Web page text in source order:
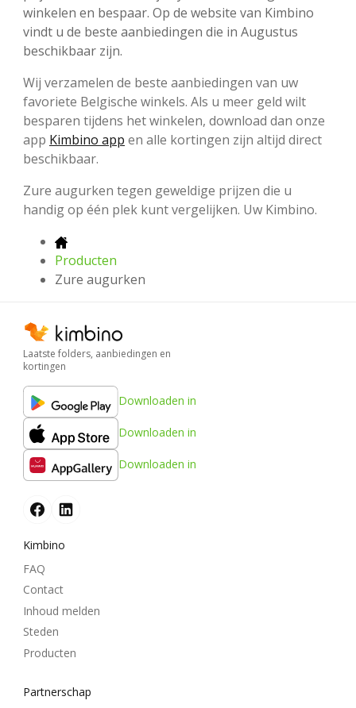
winkelen en bespaar. Op de website van Kimbino
vindt u de beste aanbiedingen die in Augustus
beschikbaar zijn.
Wij verzamelen de beste aanbiedingen van uw
favoriete Belgische winkels. Als u meer geld wilt
besparen tijdens het winkelen, download dan onze
app Kimbino app en alle kortingen zijn altijd direct
beschikbaar.
Zure augurken tegen geweldige prijzen die u
handig op één plek kunt vergelijken. Uw Kimbino.
Producten
Zure augurken
Laatste folders, aanbiedingen en
kortingen
Downloaden in
Downloaden in
Downloaden in
Kimbino
FAQ
Contact
Inhoud melden
Steden
Producten
Partnerschap